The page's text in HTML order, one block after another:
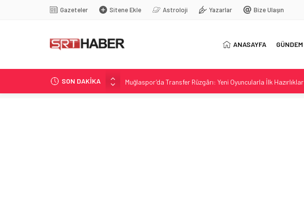
Gazeteler Sitene Ekle Astroloji Yazarlar Bize Ulaşın
ANASAYFA GÜNDEM
SON DAKİKA
Muğlaspor’da Transfer Rüzgârı: Yeni Oyuncularla İlk Hazırlıklar
Buzluk Mağarası’nda Sıcağa Karşı Serin Bir Durak